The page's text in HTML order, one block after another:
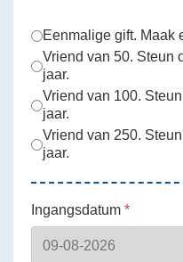
Keuze Vriend*
Eenmalige gift. Maak
Vriend van 50. Steun
jaar.
Vriend van 100.
jaar.
Vriend van 250.
jaar.
Ingangsdatum *